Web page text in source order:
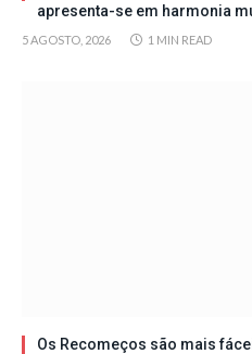
apresenta-se em harmonia
5 AGOSTO, 2026 1 MIN READ
Os Recomeços são mais